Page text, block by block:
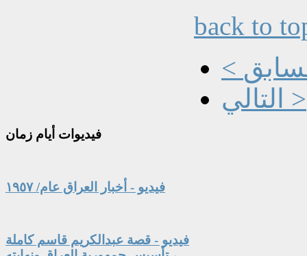
back to
التالي >
فيديوات أيام زمان
فيديو - أخبار العراق عام/ ١٩٥٧
فيديو - قصة عبدالكريم قاسم كاملة